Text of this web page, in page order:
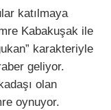
katılmaya
Kabakuşak ile
karakteriyle
geliyor.
olan
oynuyor.